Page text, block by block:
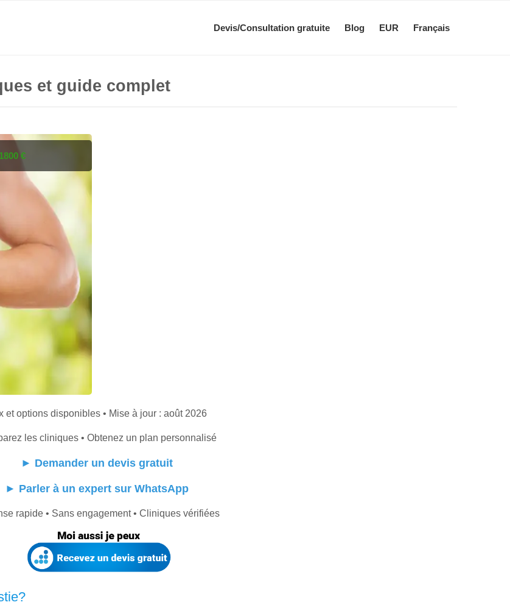
Devis/Consultation gratuite Blog EUR Français
et guide complet
1800 €
et options disponibles • Mise à jour : août 2026
les cliniques • Obtenez un plan personnalisé
► Demander un devis gratuit
► Parler à un expert sur WhatsApp
rapide • Sans engagement • Cliniques vérifiées